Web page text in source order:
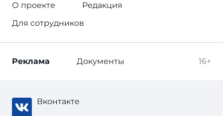
О проекте
Редакция
Для сотрудников
16+
Реклама Документы
Вконтакте